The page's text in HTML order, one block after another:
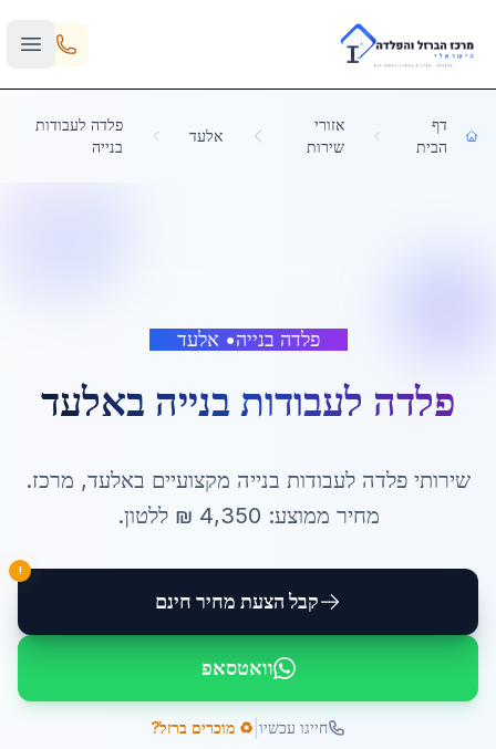
Skip to main content
דף
הבית
אזורי
שירות
אלעד
פלדה לעבודות
בנייה
פלדה בנייה• אלעד
פלדה לעבודות בנייה באלעד
שירותי פלדה לעבודות בנייה מקצועיים באלעד, מרכז.
מחיר ממוצע: 4,350 ₪ ללטון.
קבל הצעת מחיר חינם
!
וואטסאפ
חייגו עכשיו ♻️ מוכרים ברזל?